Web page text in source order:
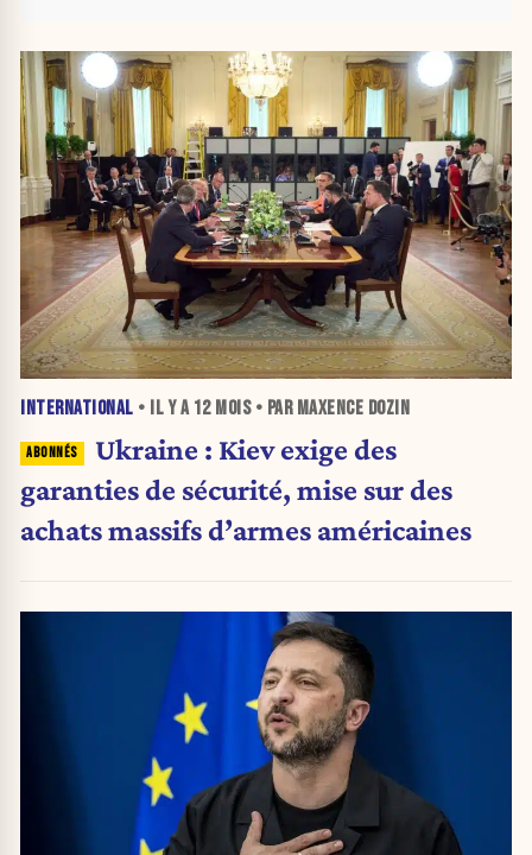
INTERNATIONAL • IL Y A 12 MOIS• PAR MAXENCE DOZIN
Ukraine : Kiev exige des
garanties de sécurité, mise sur des
achats massifs d’armes américaines